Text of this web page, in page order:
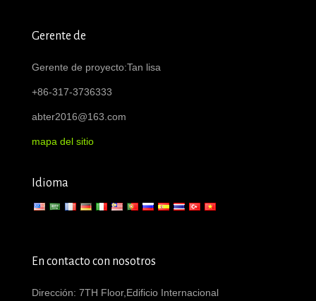
Gerente de
Gerente de proyecto:Tan lisa
+86-317-3736333
abter2016@163.com
mapa del sitio
Idioma
En contacto con nosotros
Dirección: 7TH Floor,Edificio Internacional